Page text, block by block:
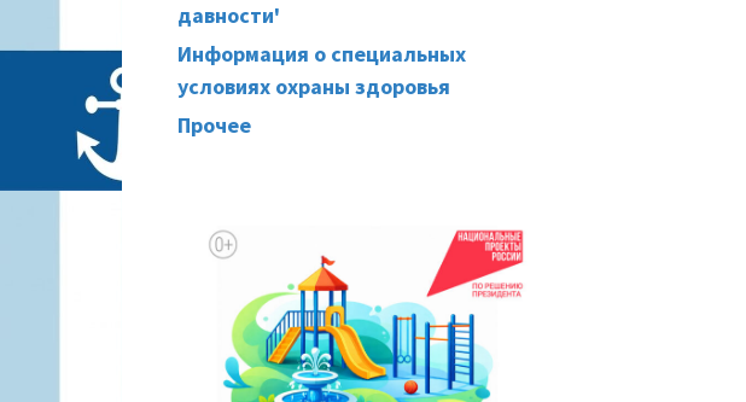
давности'
Информация о специальных
условиях охраны здоровья
Прочее